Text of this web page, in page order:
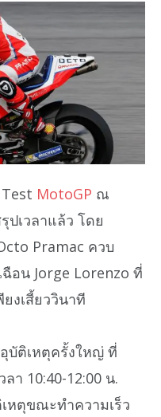
MotoGP ณ
ปเวลาแล้ว โดย
Pramac ควบ
ฉือน Jorge Lorenzo ที่
ยงเสี้ยววินาที
บัติเหตุครั้งใหญ่ ที่
า 10:40-12:00 น.
หตุขณะทำความเร็ว